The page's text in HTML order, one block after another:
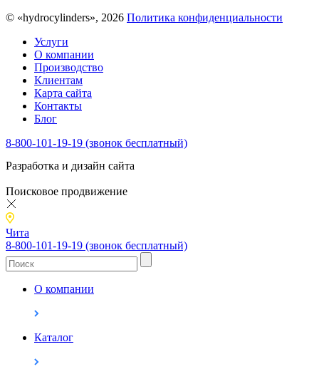
© «hydrocylinders», 2026 Политика конфиденциальности
Услуги
О компании
Производство
Клиентам
Карта сайта
Контакты
Блог
8-800-101-19-19 (звонок бесплатный)
Разработка и дизайн сайта
Поисковое продвижение
Чита
8-800-101-19-19 (звонок бесплатный)
О компании
Каталог